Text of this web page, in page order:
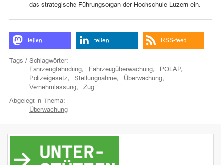
das strategische Führungsorgan der Hochschule Luzern ein.
teilen teilen RSS-feed
Tags / Schlagwörter:
Fahrzeugfahndung, Fahrzeugüberwachung, POLAP,
Polizeigesetz, Stellungnahme, Überwachung,
Vernehmlassung, Zug
Abgelegt in Thema:
Überwachung